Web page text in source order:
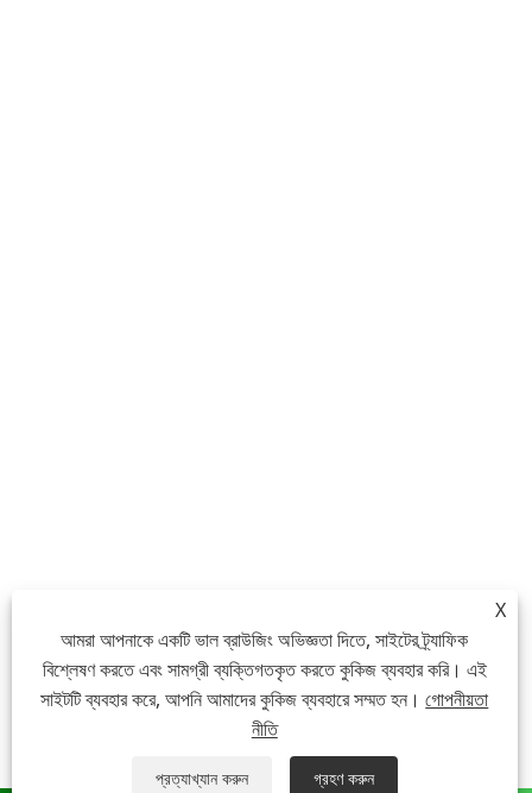
X
আমরা আপনাকে একটি ভাল ব্রাউজিং অভিজ্ঞতা দিতে, সাইটের ট্র্যাফিক
বিশ্লেষণ করতে এবং সামগ্রী ব্যক্তিগতকৃত করতে কুকিজ ব্যবহার করি। এই
সাইটটি ব্যবহার করে, আপনি আমাদের কুকিজ ব্যবহারে সম্মত হন।গোপনীয়তা
নীতি
প্রত্যাখ্যান করুন গ্রহণ করুন